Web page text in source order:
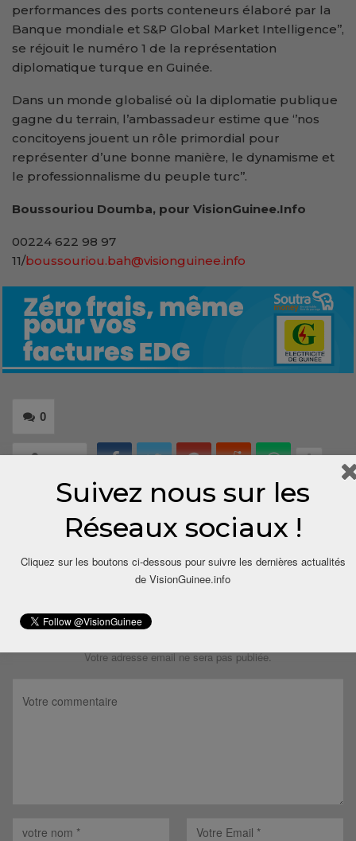
performances des ports conteneurs élaboré par la
Banque mondiale et S&P Global Market Intelligence’’,
se réjouit le numéro 1 de la représentation
diplomatique turque en Guinée.
Dans un monde globalisé où la diplomatie publique
gagne du terrain, l’ambassadeur estime que ‘’nos
concitoyens jouent un rôle primordial pour
représenter d’une bonne manière, le dynamisme et
le professionnalisme du peuple turc’’.
Boussouriou Doumba, pour VisionGuinee.Info
00224 622 98 97
11/boussouriou.bah@visionguinee.info
0
Share
LAISSER UN COMMENTAIRE
Votre adresse email ne sera pas publiée.
Suivez nous sur les
Réseaux sociaux !
Cliquez sur les boutons ci-dessous pour suivre les dernières actualités
de VisionGuinee.info